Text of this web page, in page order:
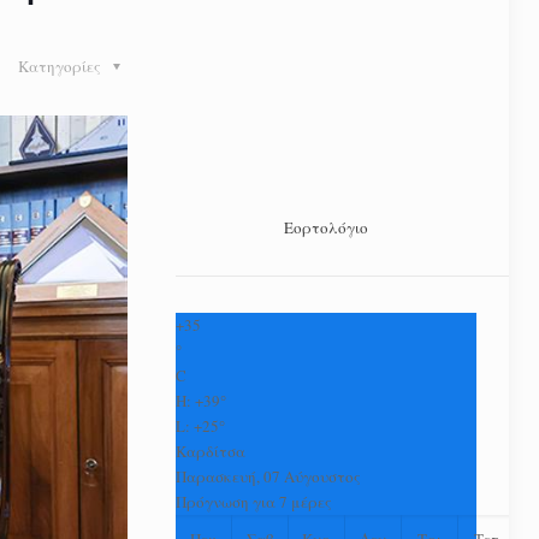
Κατηγορίες
Εορτολόγιο
+35
°
C
H:+39°
L:+25°
Καρδίτσα
Παρασκευή, 07 Αύγουστος
Πρόγνωση για 7 μέρες